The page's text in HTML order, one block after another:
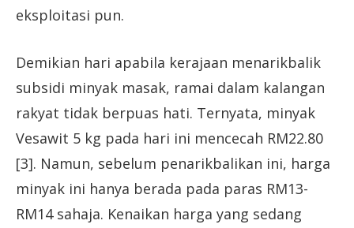
eksploitasi pun.
Demikian hari apabila kerajaan menarikbalik
subsidi minyak masak, ramai dalam kalangan
rakyat tidak berpuas hati. Ternyata, minyak
Vesawit 5 kg pada hari ini mencecah RM22.80
[3]. Namun, sebelum penarikbalikan ini, harga
minyak ini hanya berada pada paras RM13-
RM14 sahaja. Kenaikan harga yang sedang